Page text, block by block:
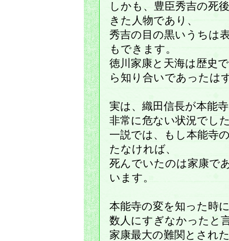
しかも、豊臣秀吉の死
きた人物であり、
秀吉の目の黒いうちは
もできます。
徳川家康と天海は歴史
ら知り合いであったは
実は、織田信長が本能
非常に危ない状況でし
一説では、もし本能寺
たなければ、
死んでいたのは家康で
います。
本能寺の変を知った時
数人にすぎなかったと
家康最大の難関とされ